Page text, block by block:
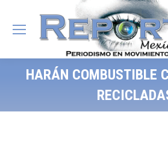
HARÁN COMBUSTIBLE